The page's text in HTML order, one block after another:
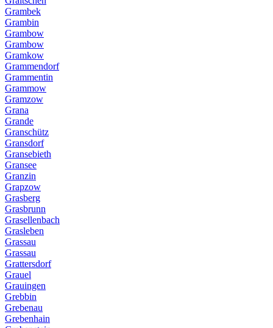
Grambek
Grambin
Grambow
Grambow
Gramkow
Grammendorf
Grammentin
Grammow
Gramzow
Grana
Grande
Granschütz
Gransdorf
Gransebieth
Gransee
Granzin
Grapzow
Grasberg
Grasbrunn
Grasellenbach
Grasleben
Grassau
Grassau
Grattersdorf
Grauel
Grauingen
Grebbin
Grebenau
Grebenhain